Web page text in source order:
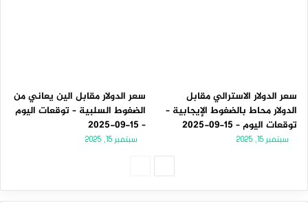
سعر الدولار الاسترالي مقابل
الدولار محاط بالضغوط الإيجابية –
توقعات اليوم – 15-09-2025
سبتمبر 15, 2025
سعر الدولار مقابل الين يعاني من
الضغوط السلبية – توقعات اليوم
– 15-09-2025
سبتمبر 15, 2025